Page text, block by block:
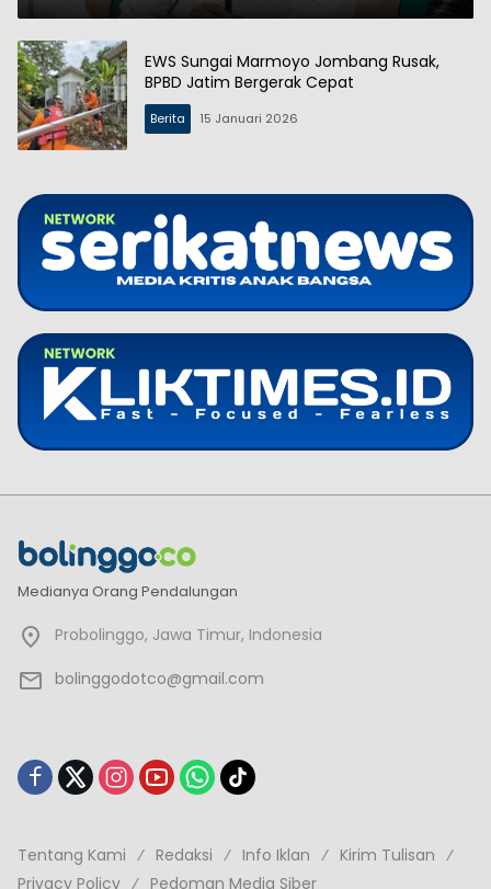
EWS Sungai Marmoyo Jombang Rusak,
BPBD Jatim Bergerak Cepat
Berita 15 Januari 2026
Medianya Orang Pendalungan
Probolinggo, Jawa Timur, Indonesia
bolinggodotco@gmail.com
Tentang Kami Redaksi Info Iklan
Kirim Tulisan
Privacy Policy
Pedoman Media Siber